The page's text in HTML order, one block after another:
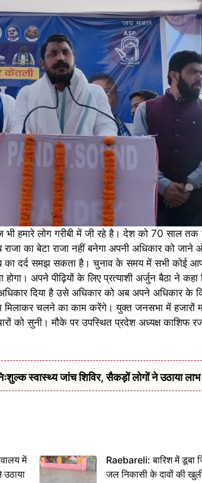
हमारे लोग गरीबी में जी रहे है। देश को 70 साल तक
का बेटा राजा नहीं बनेगा अपनी अधिकार को जाने
का दर्द समझ सकता है। चुनाव के समय में सभी कोई
अपने पीढ़ियों के लिए प्रत्याशी अर्जुन बैठा ने
दिया है उसे अधिकार को अब अपने अधिकार के
चलने का काम करेंगे। युक्त जनसभा में हजारों
को सुनी। मौके पर उपस्थित प्रदेश अध्यक्ष काशिफ
स्वास्थ्य जांच शिविर, सैकड़ों लोगों ने उठाया लाभ
में
Raebareli: बारिश में डूबा
जल निकासी के दावों की